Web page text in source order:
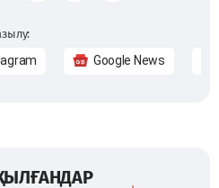
Google News